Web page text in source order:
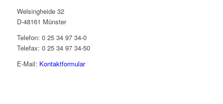
Welsingheide 32
D-48161 Münster
Telefon: 0 25 34 97 34-0
Telefax: 0 25 34 97 34-50
E-Mail: Kontaktformular